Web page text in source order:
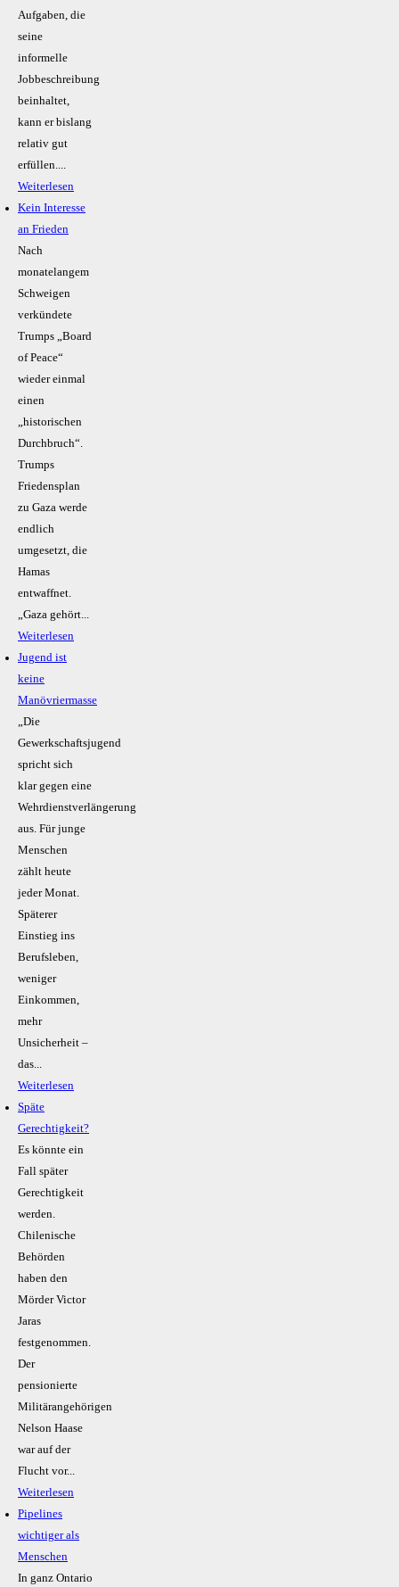
Aufgaben, die
seine
informelle
Jobbeschreibung
beinhaltet,
kann er bislang
relativ gut
erfüllen....
Weiterlesen
Kein Inte­resse
an Frieden
Nach
monatelangem
Schweigen
verkündete
Trumps „Board
of Peace“
wieder einmal
einen
„historischen
Durchbruch“.
Trumps
Friedensplan
zu Gaza werde
endlich
umgesetzt, die
Hamas
entwaffnet.
„Gaza gehört...
Weiterlesen
Jugend ist
keine
Manövriermasse
„Die
Gewerkschaftsjugend
spricht sich
klar gegen eine
Wehrdienstverlängerung
aus. Für junge
Menschen
zählt heute
jeder Monat.
Späterer
Einstieg ins
Berufsleben,
weniger
Einkommen,
mehr
Unsicherheit –
das...
Weiterlesen
Späte
Gerechtigkeit?
Es könnte ein
Fall später
Gerechtigkeit
werden.
Chilenische
Behörden
haben den
Mörder Victor
Jaras
festgenommen.
Der
pensionierte
Militärangehörigen
Nelson Haase
war auf der
Flucht vor...
Weiterlesen
Pipelines
wichtiger als
Menschen
In ganz Ontario